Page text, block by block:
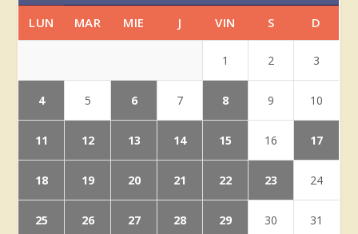
LUN MAR MIE J VIN S D
1 2 3
4 5 6 7 8 9 10
11 12 13 14 15 16 17
18 19 20 21 22 23 24
25 26 27 28 29 30 31